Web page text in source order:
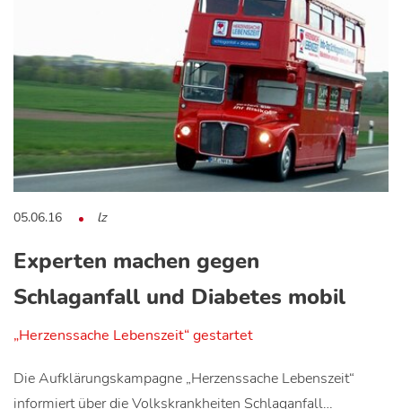
05.06.16 lz
Experten machen gegen
Schlaganfall und Diabetes mobil
„Herzenssache Lebenszeit“ gestartet
Die Aufklärungskampagne „Herzenssache Lebenszeit“
informiert über die Volkskrankheiten Schlaganfall…